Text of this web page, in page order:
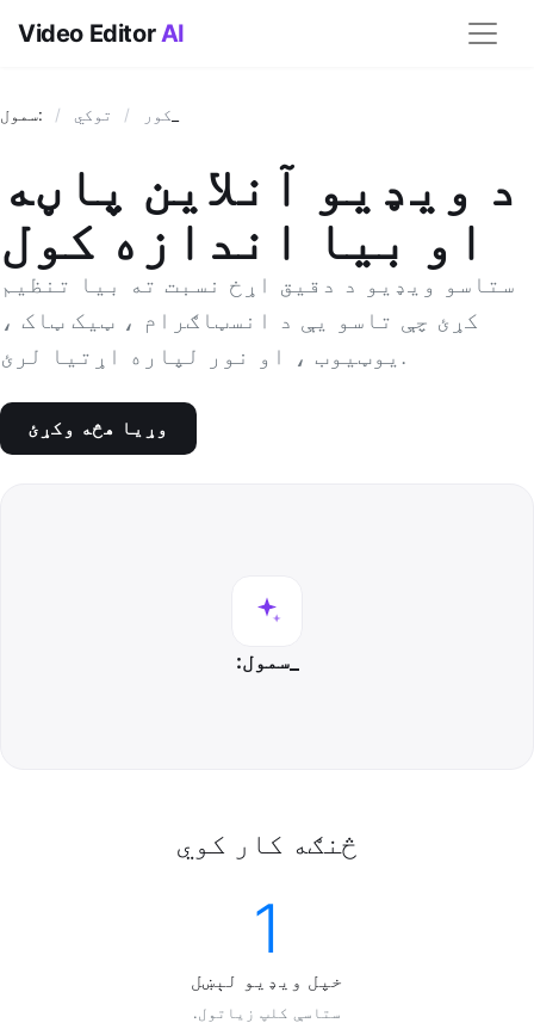
Video EditorAI
کور / توکي /
د ویډیو آنلاین پاڼه
او بیا اندازه کول
ستاسو ویډیو د دقیق اړخ نسبت ته بیا تنظیم
کړئ چې تاسو یې د انسټاګرام ، ټیک ټاک ،
یوټیوب ، او نور لپاره اړتیا لرئ.
وړيا هڅه وکړئ
:سمول_
څنګه کار کوي
1
خپل ويډيو لېښل
.ستاسې کلپ زياتول